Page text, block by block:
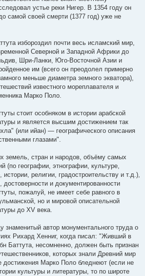
устье реки Нигер. В 1354 году он
самой своей смерти (1377 год) уже не
избороздил почти весь исламский мир,
Северной и Западной Африки до
Шри-Ланки, Юго-Восточной Азии и
им (всего он преодолел примерно
меньше диаметра земного экватора),
известного мореплавателя и
Марко Поло.
стоит особняком в истории арабской
и является высшим достижением так
(или ийан) — географического описания
глазами".
земель, стран и народов, объёму самых
(по географии, этнографии, культуре,
истории, религии, градостроительству и т.д.),
достоверности и документированности
пожалуй, не имеет себе равного в
но и мировой описательной
до XV века.
знаменитый автор монументального труда о
Рихард Хенниг, когда писал: "Живший в
Баттута, несомненно, должен быть признан
которых знали Древний мир
достижения Марко Поло бледнеют (если не
культуры и литературы, то по широте